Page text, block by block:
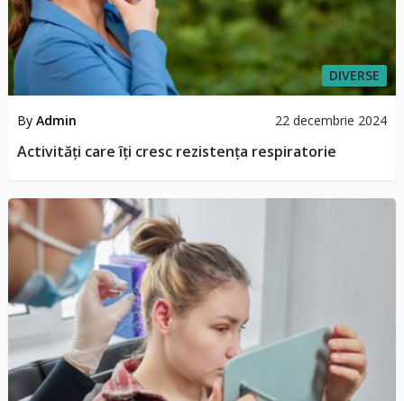
DIVERSE
By Admin 22 decembrie 2024
Activități care îți cresc rezistența respiratorie